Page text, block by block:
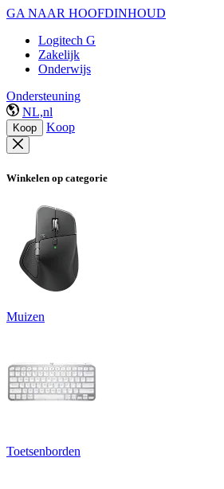
GA NAAR HOOFDINHOUD
Logitech G
Zakelijk
Onderwijs
Ondersteuning
NL,nl
Koop Koop
Winkelen op categorie
Muizen
Toetsenborden